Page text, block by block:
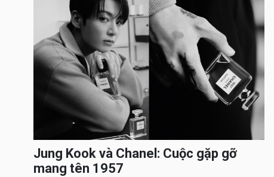
Jung Kook và Chanel: Cuộc gặp gỡ
mang tên 1957